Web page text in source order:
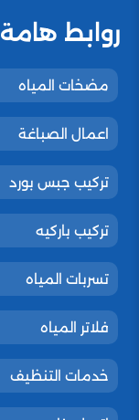
روابط هامة
مضخات المياه
اعمال الصباغة
تركيب جبس بورد
تركيب باركيه
تسربات المياه
فلاتر المياه
خدمات التنظيف